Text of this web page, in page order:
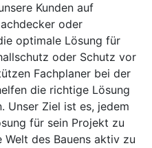
Kunden auf
oder
optimale Lösung für
oder Schutz vor
Fachplaner bei der
die richtige Lösung
Unser Ziel ist es, jedem
für sein Projekt zu
Welt des Bauens aktiv zu